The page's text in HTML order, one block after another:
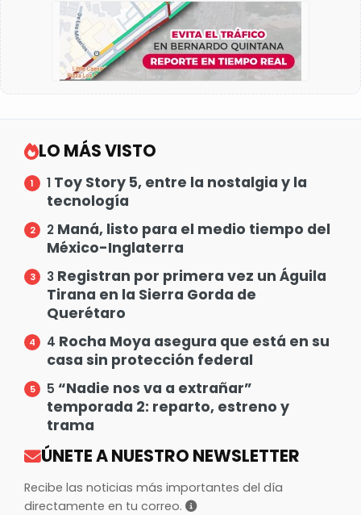
LO MÁS VISTO
1 Toy Story 5, entre la nostalgia y la
tecnología
2 Maná, listo para el medio tiempo del
México-Inglaterra
3 Registran por primera vez un Águila
Tirana en la Sierra Gorda de
Querétaro
4 Rocha Moya asegura que está en su
casa sin protección federal
5 “Nadie nos va a extrañar”
temporada 2: reparto, estreno y
trama
ÚNETE A NUESTRO NEWSLETTER
Recibe las noticias más importantes del día
directamente en tu correo.